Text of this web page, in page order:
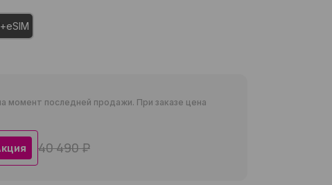
момент последней продажи. При заказе цена
40 490 ₽